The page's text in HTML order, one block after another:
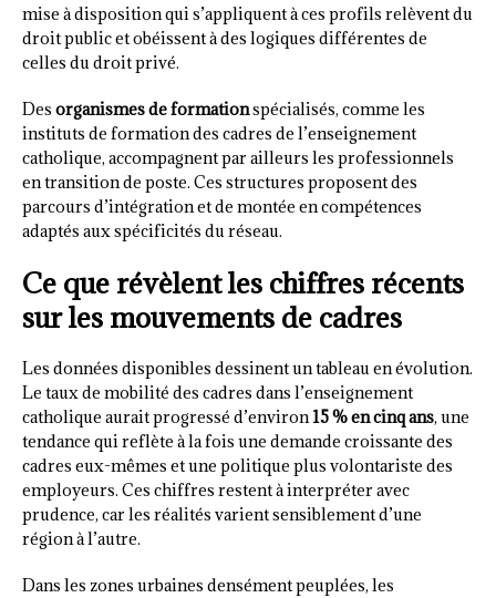
mise à disposition qui s’appliquent à ces profils relèvent du
droit public et obéissent à des logiques différentes de
celles du droit privé.
Des organismes de formationspécialisés, comme les
instituts de formation des cadres de l’enseignement
catholique, accompagnent par ailleurs les professionnels
en transition de poste. Ces structures proposent des
parcours d’intégration et de montée en compétences
adaptés aux spécificités du réseau.
Ce que révèlent les chiffres récents
sur les mouvements de cadres
Les données disponibles dessinent un tableau en évolution.
Le taux de mobilité des cadres dans l’enseignement
catholique aurait progressé d’environ15 % en cinq ans, une
tendance qui reflète à la fois une demande croissante des
cadres eux-mêmes et une politique plus volontariste des
employeurs. Ces chiffres restent à interpréter avec
prudence, car les réalités varient sensiblement d’une
région à l’autre.
Dans les zones urbaines densément peuplées, les